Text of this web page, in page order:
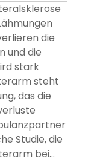
die
und die
stark
steht
das die
Studie, die
bei…